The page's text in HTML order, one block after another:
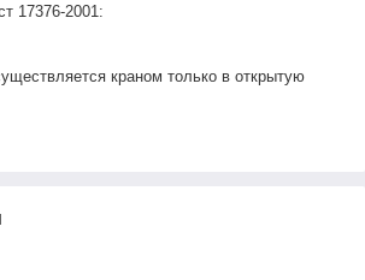
17376-2001:
краном только в открытую